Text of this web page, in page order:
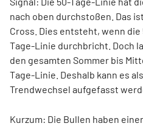
nach oben durchstoßen. Das
Cross. Dies entsteht, wenn
Tage-Linie durchbricht. Doch
den gesamten Sommer bis
Tage-Linie. Deshalb kann es
Trendwechsel aufgefasst
Kurzum: Die Bullen haben